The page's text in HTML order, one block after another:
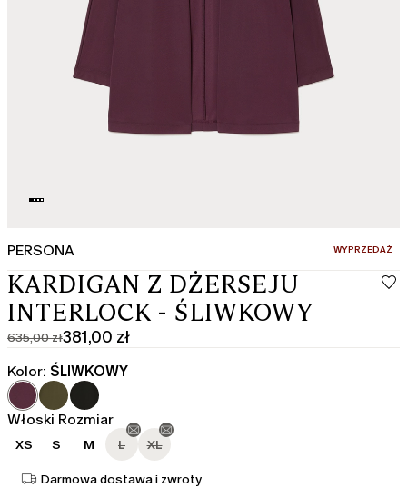
PERSONA :WYPRZEDAŻ
KARDIGAN Z DŻERSEJU
INTERLOCK - ŚLIWKOWY
635,00 zł
Cena
pierwotna
635,00
zł
381,00 zł
Aktualna
cena
381,00
zł
Kolor: ŚLIWKOWY
Włoski Rozmiar
XS S M L XL
Darmowa dostawa i zwroty